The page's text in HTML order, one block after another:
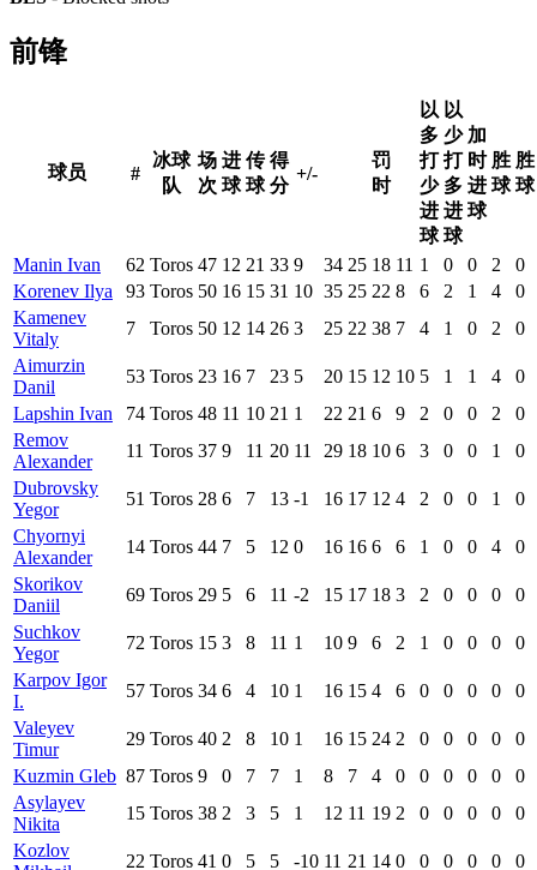
前锋
球员 #
冰球
队
场
次
进
球
传
球
得
分
+/-
罚
时
以
多
打
少
进
球
以
少
打
多
进
球
加
时
进
球
胜
球
胜
球
Manin Ivan 62 Toros 47 12 21 33 9 34 25 18 11 1 0 0 2
0
Korenev Ilya
93 Toros 50 16 15 31 10 35 25 22 8 6 2 1 4
0
Kamenev
Vitaly
7 Toros 50 12 14 26 3 25 22 38 7 4 1 0 2
0
Aimurzin
Danil
53 Toros 23 16 7 23 5 20 15 12 10 5 1 1 4
0
Lapshin Ivan
74 Toros 48 11 10 21 1 22 21 6 9 2 0 0 2
0
Remov
Alexander
11 Toros 37 9 11 20 11 29 18 10 6 3 0 0 1
0
Dubrovsky
Yegor
51 Toros 28 6 7 13 -1 16 17 12 4 2 0 0 1
0
Chyornyi
Alexander
14 Toros 44 7 5 12 0 16 16 6 6 1 0 0 4
0
Skorikov
Daniil
69 Toros 29 5 6 11 -2 15 17 18 3 2 0 0 0
0
Suchkov
Yegor
72 Toros 15 3 8 11 1 10 9 6 2 1 0 0 0
0
Karpov Igor
I.
57 Toros 34 6 4 10 1 16 15 4 6 0 0 0 0
0
Valeyev
Timur
29 Toros 40 2 8 10 1 16 15 24 2 0 0 0 0
0
Kuzmin Gleb 87 Toros 9 0 7 7 1 8 7 4 0 0 0 0 0
0
Asylayev
Nikita
15 Toros 38 2 3 5 1 12 11 19 2 0 0 0 0
0
Kozlov
22 Toros 41 0 5 5 -10 11 21 14 0 0 0 0 0 0